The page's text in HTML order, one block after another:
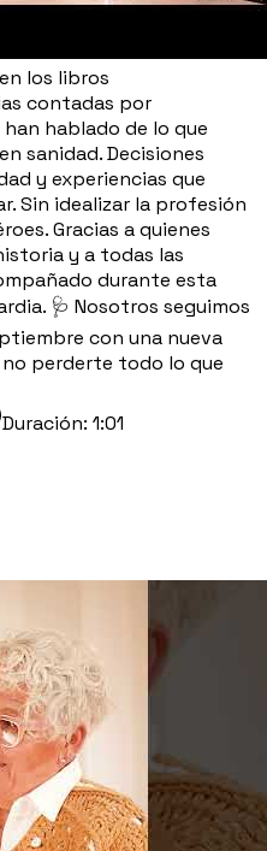
los libros
contadas por
hablado de lo que
sanidad. Decisiones
y experiencias que
Sin idealizar la profesión
Gracias a quienes
y a todas las
durante esta
🩺 Nosotros seguimos
con una nueva
perderte todo lo que
Duración: 1:01